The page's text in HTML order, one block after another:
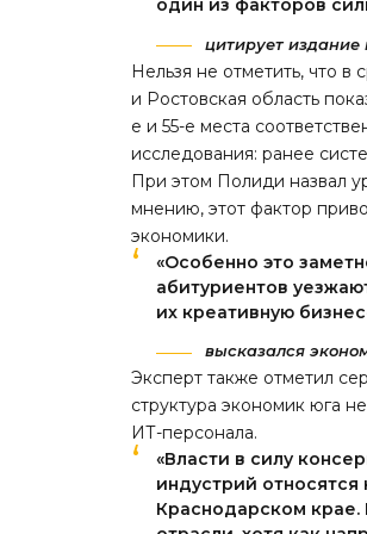
один из факторов
цитирует издание
Нельзя не отметить, что
и Ростовская область
е и 55-е места
исследования: ранее
При этом Полиди назвал
мнению, этот фактор
экономики.
«Особенно это
абитуриентов
их креативную
высказался
Эксперт также отметил
структура экономик юга
ИТ-персонала.
«Власти в силу
индустрий
Краснодарском